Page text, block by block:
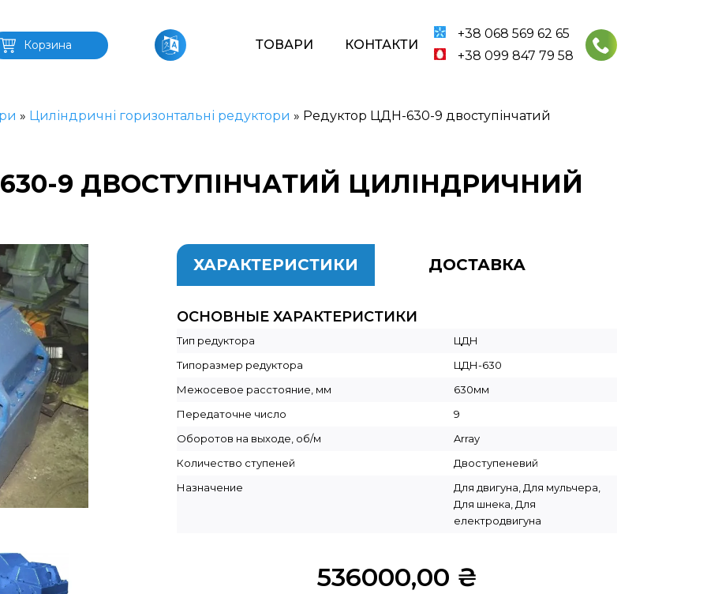
Корзина ТОВАРИ КОНТАКТИ
+38 068 569 62 65
+38 099 847 79 58
» Циліндричні горизонтальні редуктори » Редуктор ЦДН-630-9 двоступінчатий
9 ДВОСТУПІНЧАТИЙ ЦИЛІНДРИЧНИЙ
ХАРАКТЕРИСТИКИ ДОСТАВКА
ОСНОВНЫЕ ХАРАКТЕРИСТИКИ
Тип редуктора
ЦДН
Типоразмер редуктора
ЦДН-630
Межосевое расстояние, мм
630мм
Передаточне число
9
Оборотов на выходе, об/м
Array
Количество ступеней
Двоступеневий
Назначение
Для двигуна, Для мульчера,
Для шнека, Для
електродвигуна
536000,00 ₴